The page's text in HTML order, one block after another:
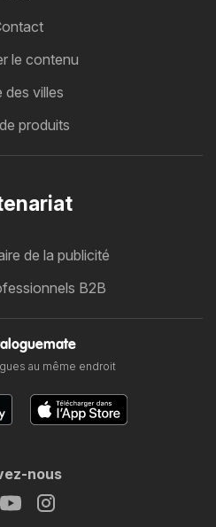
le contenu
des villes
produits
de la publicité
B2B
au même endroit
nous